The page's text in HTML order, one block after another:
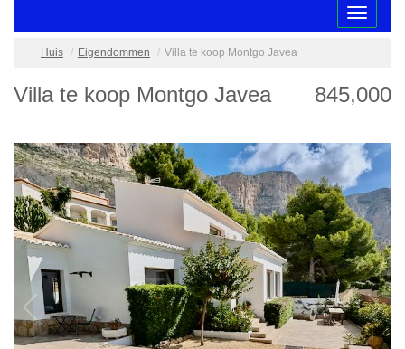
Toggle
Huis
Eigendommen Villa te koop Montgo Javea
Villa te koop Montgo Javea 845,000
2/27